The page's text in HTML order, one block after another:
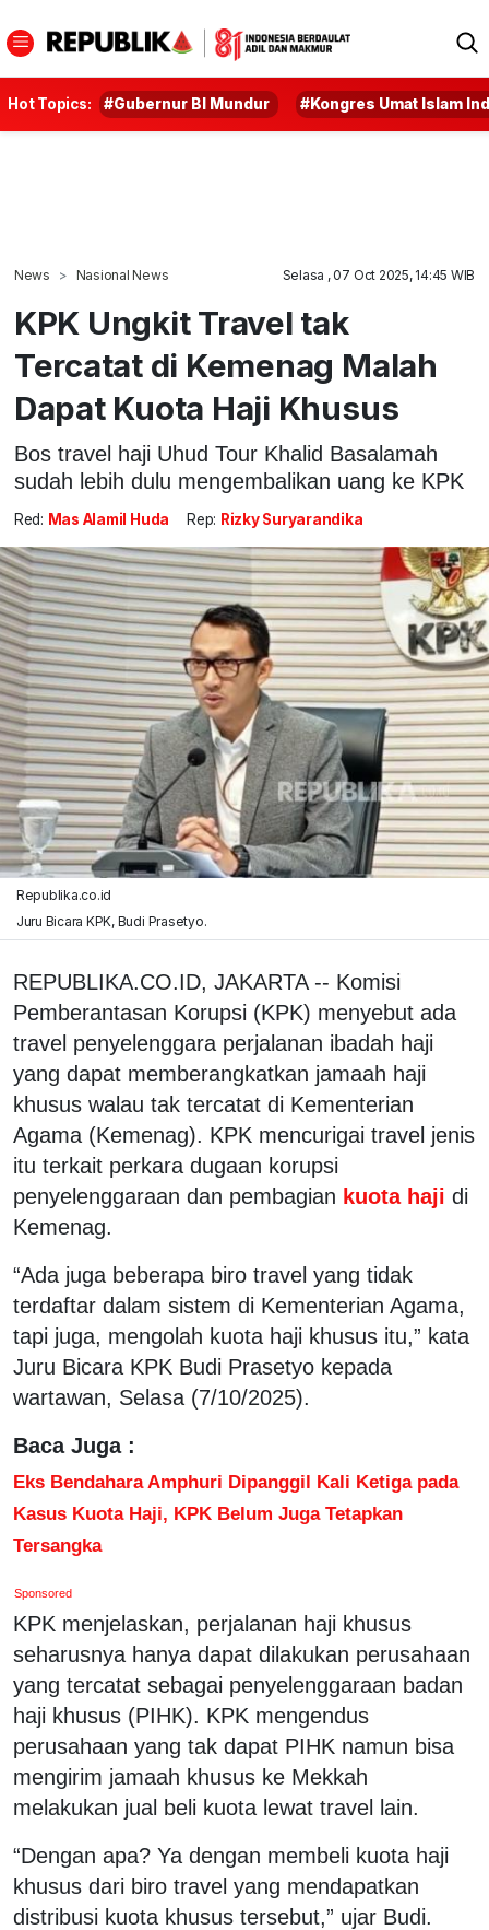
Hot Topics: #Gubernur BI Mundur #Kongres Umat Islam
News Nasional News Selasa , 07 Oct 2025, 14:45 WIB
KPK Ungkit Travel tak
Tercatat di Kemenag Malah
Dapat Kuota Haji Khusus
Bos travel haji Uhud Tour Khalid Basalamah
sudah lebih dulu mengembalikan uang ke KPK
Red: Mas Alamil Huda Rep: Rizky Suryarandika
Republika.co.id
Juru Bicara KPK, Budi Prasetyo.
REPUBLIKA.CO.ID, JAKARTA -- Komisi
Pemberantasan Korupsi (KPK) menyebut ada
travel penyelenggara perjalanan ibadah haji
yang dapat memberangkatkan jamaah haji
khusus walau tak tercatat di Kementerian
Agama (Kemenag). KPK mencurigai travel jenis
itu terkait perkara dugaan korupsi
penyelenggaraan dan pembagian kuota haji di
Kemenag.
“Ada juga beberapa biro travel yang tidak
terdaftar dalam sistem di Kementerian Agama,
tapi juga, mengolah kuota haji khusus itu,” kata
Juru Bicara KPK Budi Prasetyo kepada
wartawan, Selasa (7/10/2025).
Baca Juga :
Eks Bendahara Amphuri Dipanggil Kali Ketiga pada
Kasus Kuota Haji, KPK Belum Juga Tetapkan
Tersangka
Sponsored
KPK menjelaskan, perjalanan haji khusus
seharusnya hanya dapat dilakukan perusahaan
yang tercatat sebagai penyelenggaraan badan
haji khusus (PIHK). KPK mengendus
perusahaan yang tak dapat PIHK namun bisa
mengirim jamaah khusus ke Mekkah
melakukan jual beli kuota lewat travel lain.
“Dengan apa? Ya dengan membeli kuota haji
khusus dari biro travel yang mendapatkan
distribusi kuota khusus tersebut,” ujar Budi.